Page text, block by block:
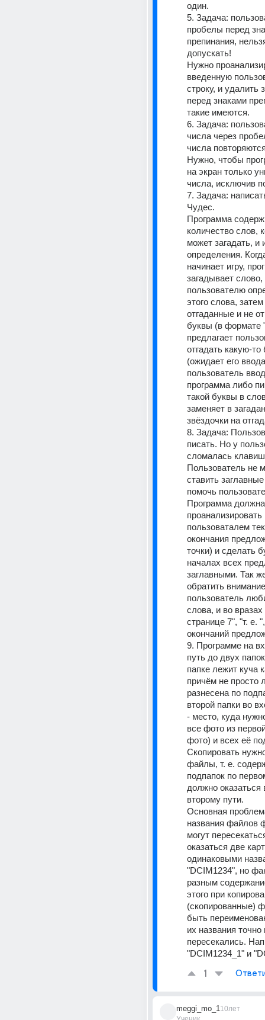
один.
5. Задача:
пробелы перед
препинания,
допускать!
Нужно
введенную
строку, и удалить
перед знаками
такие имеются.
6. Задача:
числа через
числа
Нужно, чтобы
на экран только
числа, исключив
7. Задача:
Чудес.
Программа
количество слов,
может загадать, и
определения.
начинает игру,
загадывает
пользователю
этого слова,
отгаданные и не
буквы (в формате
предлагает
отгадать какую-
(ожидает его
пользователь
программа либо
такой буквы в
заменяет в
звёздочки на
8. Задача:
писать. Но у
сломалась
Пользователь не
ставить
помочь
Программа должна
пользоваталем
окончания
точки) и сделать
началах всех
заглавными. Так
обратить
пользователь
слова, и во
странице 7", "т. е.
окончаний
9. Программе на
путь до двух
папке лежит куча
причём не просто
разнесена по
второй папки во
- место, куда
все фото из
фото) и всех её
Скопировать
файлы, т. е.
подпапок по
должно оказаться
второму пути.
Основная
названия файлов
могут
оказаться две
одинаковыми
"DCIM1234", но
разным
этого при
(скопированные)
быть
их названия точно
пересекались.
"DCIM1234_1" и
1
meggi_mo_110лет